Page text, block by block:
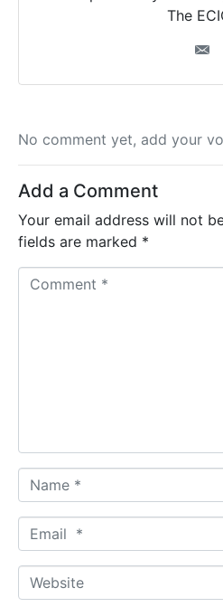
The
No comment yet, add your
Add a Comment
Your email address will not
fields are marked *
a
m
*
m
aW
e